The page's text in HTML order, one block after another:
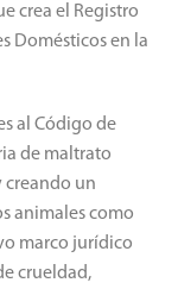
crea el Registro
Domésticos en la
al Código de
de maltrato
creando un
animales como
marco jurídico
crueldad,